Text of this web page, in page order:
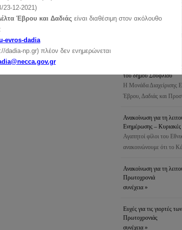
σύμπλεγμα Δαδιάς-
Το Δασαρχείο
διαδικασία για τη
Συμμετοχή της μονάδας
του δήμου Σουφλίου
Η Μονάδα Διαχείρισης
Έβρου, Δαδιάς και
Ανακοίνωση για τη
Ενημέρωσης – Κυριακές
Αγαπητοί φίλοι του
ανακοινώνουμε ότι το
Ανακοίνωση για τη
Πρωτοχρονιά
συνέχεια »
Ευχές για τις γιορτές
Πρωτοχρονιάς
συνέχεια »
12-2021)
Έβρου και Δαδιάς είναι διαθέσιμη στον ακόλουθο
evros-dadia
np.gr) πλέον δεν ενημερώνεται